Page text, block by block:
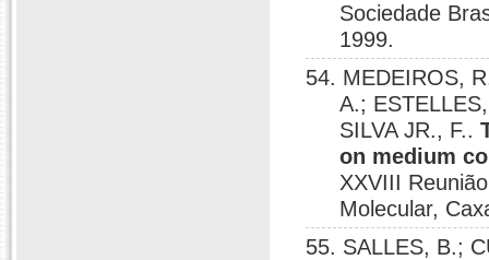
Sociedade
1999.
54. MEDEIROS,
A.;
SILVA JR., F..
on medium
XXVIII
Molecular,
55. SALLES, B.;